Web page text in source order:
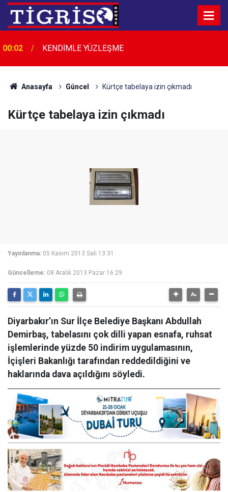
00:02 KENDİMLE YÜZLEŞME
Anasayfa Güncel Kürtçe tabelaya izin çıkmadı
Kürtçe tabelaya izin çıkmadı
Yayınlanma: 05 Kasım 2013 Salı 13:31
Güncelleme: 08 Aralık 2013 Pazar 16:29
Diyarbakır’ın Sur İlçe Belediye Başkanı Abdullah
Demirbaş, tabelasını çok dilli yapan esnafa, ruhsat
işlemlerinde yüzde 50 indirim uygulamasının,
İçişleri Bakanlığı tarafından reddedildiğini ve
haklarında dava açıldığını söyledi.